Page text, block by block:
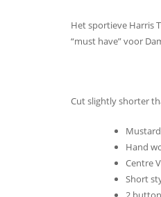
Het sportieve Harris
“must have” voor
Cut slightly shorter
Hand
Centre
Short